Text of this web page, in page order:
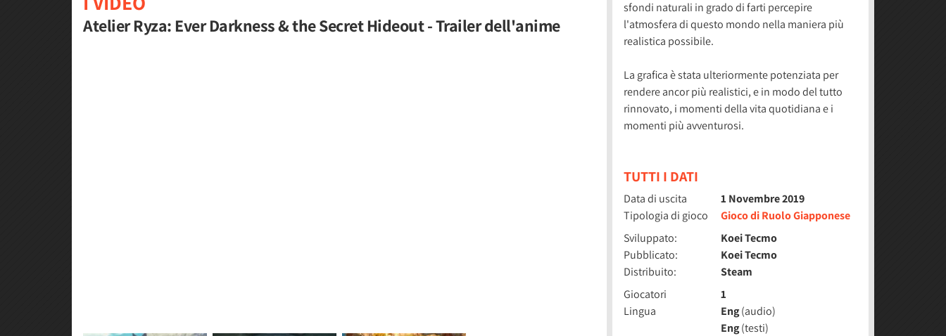
Atelier Ryza: Ever Darkness & the Secret Hideout - Trailer dell'anime
sfondi naturali in grado di farti percepire
l'atmosfera di questo mondo nella maniera più
realistica possibile.
La grafica è stata ulteriormente potenziata per
rendere ancor più realistici, e in modo del tutto
rinnovato, i momenti della vita quotidiana e i
momenti più avventurosi.
TUTTI I DATI
Data di uscita
1 Novembre 2019
Tipologia di gioco
Gioco di Ruolo Giapponese
Sviluppato:
Koei Tecmo
Pubblicato:
Koei Tecmo
Distribuito:
Steam
Giocatori
1
Lingua
Eng(audio)
Eng(testi)